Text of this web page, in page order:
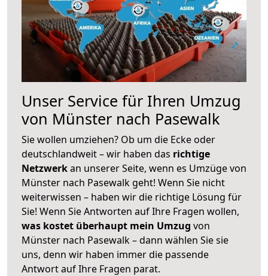
Unser Service für Ihren Umzug
von Münster nach Pasewalk
Sie wollen umziehen? Ob um die Ecke oder
deutschlandweit – wir haben das richtige
Netzwerkan unserer Seite, wenn es Umzüge von
Münster nach Pasewalk geht! Wenn Sie nicht
weiterwissen – haben wir die richtige Lösung für
Sie! Wenn Sie Antworten auf Ihre Fragen wollen,
was kostet überhaupt mein Umzug von
Münster nach Pasewalk – dann wählen Sie sie
uns, denn wir haben immer die passende
Antwort auf Ihre Fragen parat.